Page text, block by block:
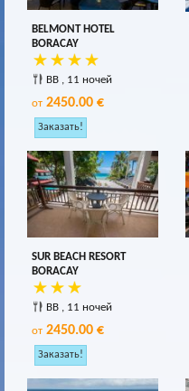
BELMONT HOTEL
BORACAY
BB , 11 ночей
от 2450.00 €
SUR BEACH RESORT
BORACAY
BB , 11 ночей
от 2450.00 €